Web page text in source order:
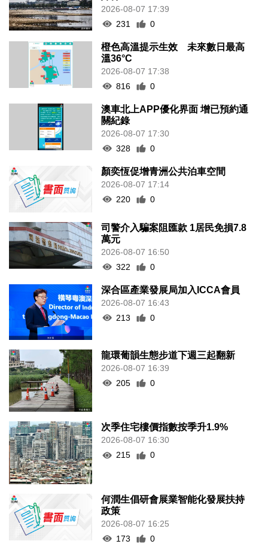
2026-08-07 17:39
231
0
橙色高溫提示生效 未來數日最高
溫36°C
2026-08-07 17:38
816
0
澳車北上APP優化界面 增已預約通
關紀錄
2026-08-07 17:30
328
0
顏奕恆促增青洲公共泊車空間
2026-08-07 17:14
220
0
司警介入騙案阻匯款 1居民免損7.8
萬元
2026-08-07 16:50
322
0
深合區產業發展局加入ICCA會員
2026-08-07 16:43
213
0
龍環葡韻生態步道下週三起翻新
2026-08-07 16:39
205
0
次季住宅樓價指數按季升1.9%
2026-08-07 16:30
215
0
何潤生倡研會展業智能化發展扶持
政策
2026-08-07 16:25
173
0